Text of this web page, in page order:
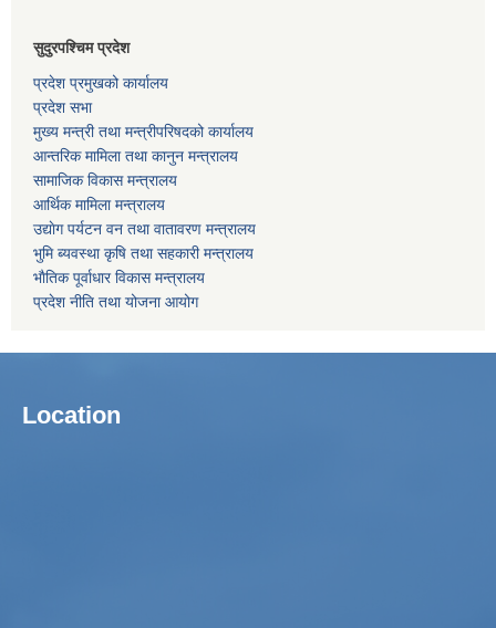
सुदुरपश्चिम प्रदेश
प्रदेश प्रमुखको कार्यालय
प्रदेश सभा
मुख्य मन्त्री तथा मन्त्रीपरिषदको कार्यालय
आन्तरिक मामिला तथा कानुन मन्त्रालय
सामाजिक विकास मन्त्रालय
आर्थिक मामिला मन्त्रालय
उद्याेग पर्यटन वन तथा वातावरण मन्त्रालय
भुमि ब्यवस्था कृषि तथा सहकारी मन्त्रालय
भाैतिक पूर्वाधार विकास मन्त्रालय
प्रदेश नीति तथा योजना आयोग
Location